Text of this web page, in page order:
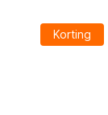
Korting